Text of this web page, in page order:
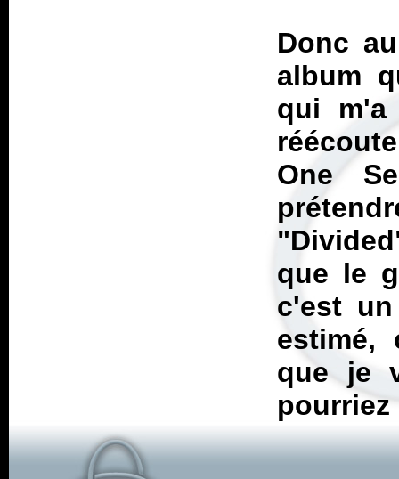
Donc
album
qui m'a
One
que le
c'est
estimé,
que je